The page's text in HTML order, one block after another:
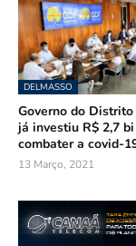
DELMASSO
Governo do
já investiu R$ 2,7
combater a covid-
13 Março, 2021